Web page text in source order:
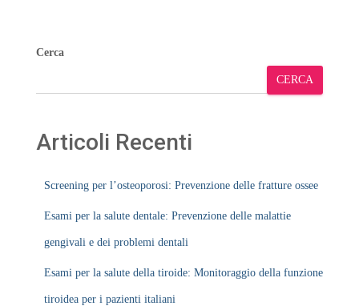
Cerca
CERCA
Articoli Recenti
Screening per l’osteoporosi: Prevenzione delle fratture ossee
Esami per la salute dentale: Prevenzione delle malattie
gengivali e dei problemi dentali
Esami per la salute della tiroide: Monitoraggio della funzione
tiroidea per i pazienti italiani